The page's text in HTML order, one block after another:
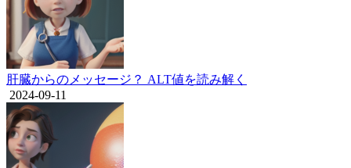
肝臓からのメッセージ？ ALT値を読み解く
2024-09-11